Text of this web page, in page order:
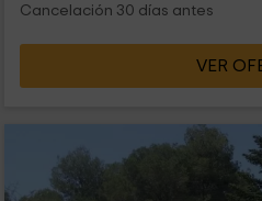
Cancelación 30 días antes
VER